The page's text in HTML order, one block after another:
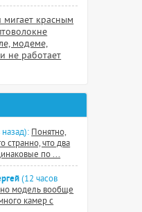
мигает красным
модеме,
не работает
назад): Понятно,
странно, что два
по ...
(12 часов
модель вообще
камер с